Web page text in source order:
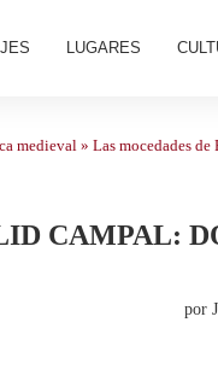
LUGARES
medieval » Las mocedades de
CAMPAL:
por